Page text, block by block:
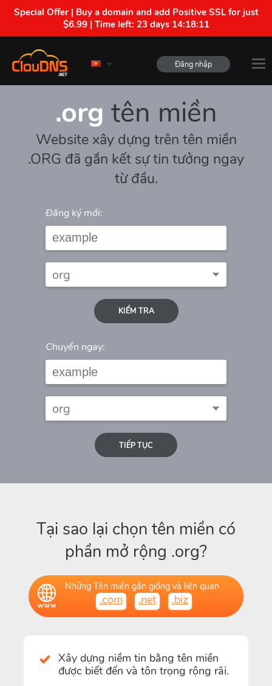
Special Offer | Buy a domain and add Positive SSL for just
$6.99 | Time left: 23 days 14:18:11
Đăng nhập
.org tên miền
Website xây dựng trên tên miền
.ORG đã gắn kết sự tin tưởng ngay
từ đầu.
Đăng ký mới:
KIỂM TRA
Chuyển ngay:
TIẾP TỤC
Tại sao lại chọn tên miền có
phần mở rộng .org?
Những Tên miền gần giống và liên quan
.com .net .biz
Xây dựng niềm tin bằng tên miền
được biết đến và tôn trọng rộng rãi.